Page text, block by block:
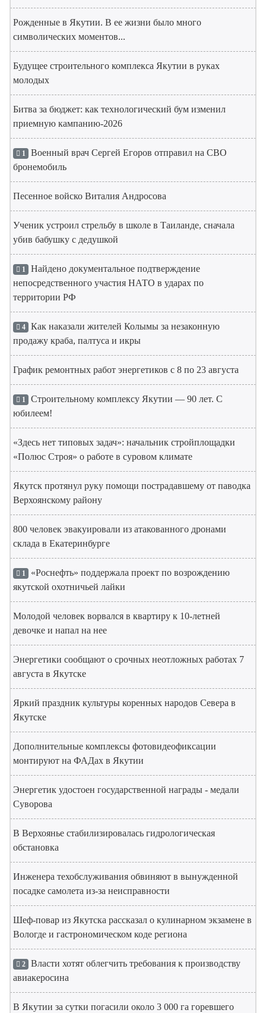
Рожденные в Якутии. В ее жизни было много
символических моментов...
Будущее строительного комплекса Якутии в руках
молодых
Битва за бюджет: как технологический бум изменил
приемную кампанию-2026
1 Военный врач Сергей Егоров отправил на СВО
бронемобиль
Песенное войско Виталия Андросова
Ученик устроил стрельбу в школе в Таиланде, сначала
убив бабушку с дедушкой
1 Найдено документальное подтверждение
непосредственного участия НАТО в ударах по
территории РФ
4 Как наказали жителей Колымы за незаконную
продажу краба, палтуса и икры
График ремонтных работ энергетиков с 8 по 23 августа
1 Строительному комплексу Якутии — 90 лет. С
юбилеем!
«Здесь нет типовых задач»: начальник стройплощадки
«Полюс Строя» о работе в суровом климате
Якутск протянул руку помощи пострадавшему от паводка
Верхоянскому району
800 человек эвакуировали из атакованного дронами
склада в Екатеринбурге
1 «Роснефть» поддержала проект по возрождению
якутской охотничьей лайки
Молодой человек ворвался в квартиру к 10-летней
девочке и напал на нее
Энергетики сообщают о срочных неотложных работах 7
августа в Якутске
Яркий праздник культуры коренных народов Севера в
Якутске
Дополнительные комплексы фотовидеофиксации
монтируют на ФАДах в Якутии
Энергетик удостоен государственной награды - медали
Суворова
В Верхоянье стабилизировалась гидрологическая
обстановка
Инженера техобслуживания обвиняют в вынужденной
посадке самолета из-за неисправности
Шеф-повар из Якутска рассказал о кулинарном экзамене в
Вологде и гастрономическом коде региона
2 Власти хотят облегчить требования к производству
авиакеросина
В Якутии за сутки погасили около 3 000 га горевшего